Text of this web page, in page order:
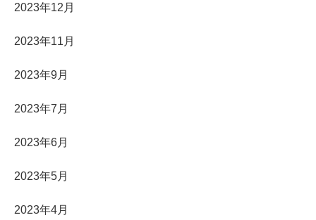
2023年12月
2023年11月
2023年9月
2023年7月
2023年6月
2023年5月
2023年4月